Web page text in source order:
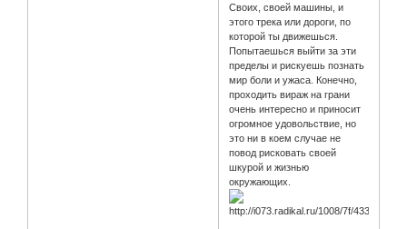
Своих, своей машины, и
этого трека или дороги, по
которой ты движешься.
Попытаешься выйти за эти
пределы и рискуешь познать
мир боли и ужаса. Конечно,
проходить вираж на грани
очень интересно и приносит
огромное удовольствие, но
это ни в коем случае не
повод рисковать своей
шкурой и жизнью
окружающих.